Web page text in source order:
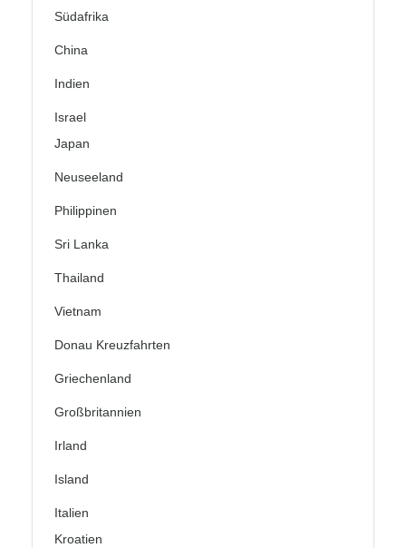
Südafrika
China
Indien
Israel
Japan
Neuseeland
Philippinen
Sri Lanka
Thailand
Vietnam
Donau Kreuzfahrten
Griechenland
Großbritannien
Irland
Island
Italien
Kroatien